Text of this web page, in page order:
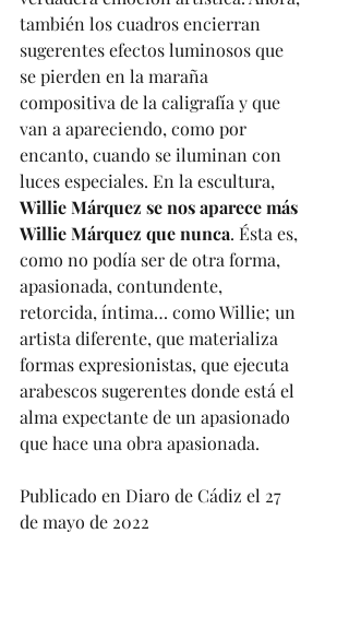
también los cuadros encierran
sugerentes efectos luminosos que
se pierden en la maraña
compositiva de la caligrafía y que
van a apareciendo, como por
encanto, cuando se iluminan con
luces especiales. En la escultura,
Willie Márquez se nos aparece más
Willie Márquez que nunca. Ésta es,
como no podía ser de otra forma,
apasionada, contundente,
retorcida, íntima… como Willie; un
artista diferente, que materializa
formas expresionistas, que ejecuta
arabescos sugerentes donde está el
alma expectante de un apasionado
que hace una obra apasionada.
Publicado en Diaro de Cádiz el 27
de mayo de 2022